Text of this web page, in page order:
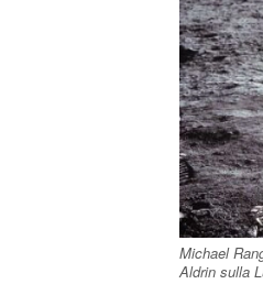
Michael
Aldrin sulla